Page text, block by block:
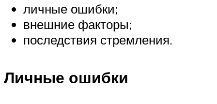
личные ошибки;
внешние факторы;
последствия стремления.
Личные ошибки